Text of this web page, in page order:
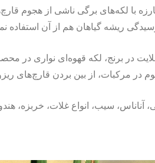
با لکه‌های برگی ناشی از هجوم
ریشه گیاهان هم از آن استفاده
در برنج، لکه قهوه‌ای نواری
مرکبات، از بین بردن قارچ‌های
سیب، انواع غلات، خربزه،